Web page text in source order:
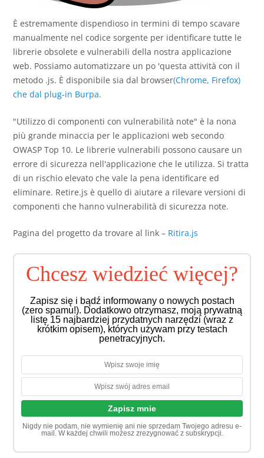
È estremamente dispendioso in termini di tempo scavare
manualmente nel codice sorgente per identificare tutte le
librerie obsolete e vulnerabili della nostra applicazione
web. Possiamo automatizzare un po 'questa attività con il
metodo .js. È disponibile sia dal browser(Chrome, Firefox)
che dal plug-in Burpa.
"Utilizzo di componenti con vulnerabilità note" è la nona
più grande minaccia per le applicazioni web secondo
OWASP Top 10. Le librerie vulnerabili possono causare un
errore di sicurezza nell'applicazione che le utilizza. Si tratta
di un rischio elevato che vale la pena identificare ed
eliminare. Retire.js è quello di aiutare a rilevare versioni di
componenti che hanno vulnerabilità di sicurezza note.
Pagina del progetto da trovare al link – Ritira.js
Chcesz wiedzieć więcej?
Zapisz się i bądź informowany o nowych postach
(zero spamu!). Dodatkowo otrzymasz, moją prywatną
listę 15 najbardziej przydatnych narzędzi (wraz z
krótkim opisem), których używam przy testach
penetracyjnych.
Nigdy nie podam, nie wymienię ani nie sprzedam Twojego adresu e-
mail. W każdej chwili możesz zrezygnować z subskrypcji.